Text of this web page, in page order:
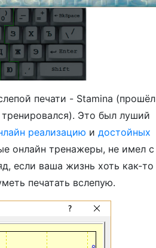
печати - Stamina (прошёл
Это был луший
реализацию и достойных
онлайн тренажеры, не имел с
если ваша жизнь хоть как-то
печатать вслепую.